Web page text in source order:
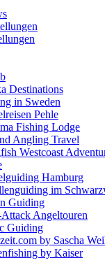
Destinations
in Sweden
Pehle
Fishing Lodge
Angling Travel
Westcoast
Hamburg
im
Guiding
Angeltouren
Guiding
by Sascha
by Kaiser